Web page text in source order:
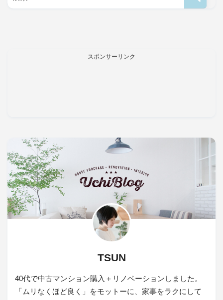
スポンサーリンク
TSUN
40代で中古マンション購入＋リノベーションしました。
「ムリなくほど良く」をモットーに、家事をラクにして